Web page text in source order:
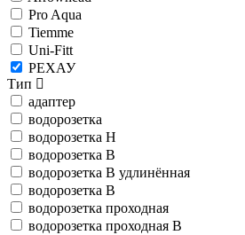
Pro Aqua
Tiemme
Uni-Fitt
РЕХАУ
Тип
адаптер
водорозетка
водорозетка Н
водорозетка В
водорозетка В удлинённая
водорозетка В
водорозетка проходная
водорозетка проходная В